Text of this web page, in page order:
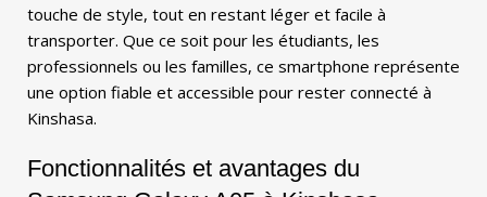
touche de style, tout en restant léger et facile à
transporter. Que ce soit pour les étudiants, les
professionnels ou les familles, ce smartphone représente
une option fiable et accessible pour rester connecté à
Kinshasa.
Fonctionnalités et avantages du